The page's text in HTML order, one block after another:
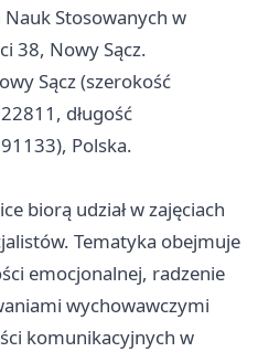
Stosowanych w
38, Nowy Sącz.
Sącz (szerokość
długość
Polska.
biorą udział w zajęciach
Tematyka obejmuje
emocjonalnej, radzenie
wychowawczymi
komunikacyjnych w